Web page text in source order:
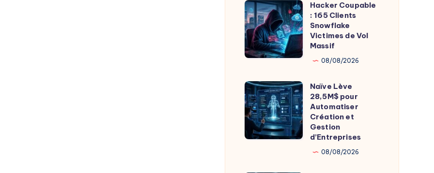
Hacker
Coupable
:
165
Clients
Victimes
de
Vol
Massif
Hacker Coupable
: 165 Clients
Snowflake
Victimes de Vol
Massif
08/08/2026
Naïve
Lève
28,5M$
pour
Automatiser
Naïve Lève
28,5M$ pour
Automatiser
Création et
Gestion
d’Entreprises
08/08/2026